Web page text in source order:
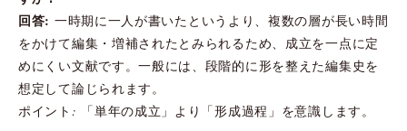
回答: 一時期に一人が書いたというより、複数の層が長い時間
をかけて編集・増補されたとみられるため、成立を一点に定
めにくい文献です。一般には、段階的に形を整えた編集史を
想定して論じられます。
ポイント: 「単年の成立」より「形成過程」を意識します。